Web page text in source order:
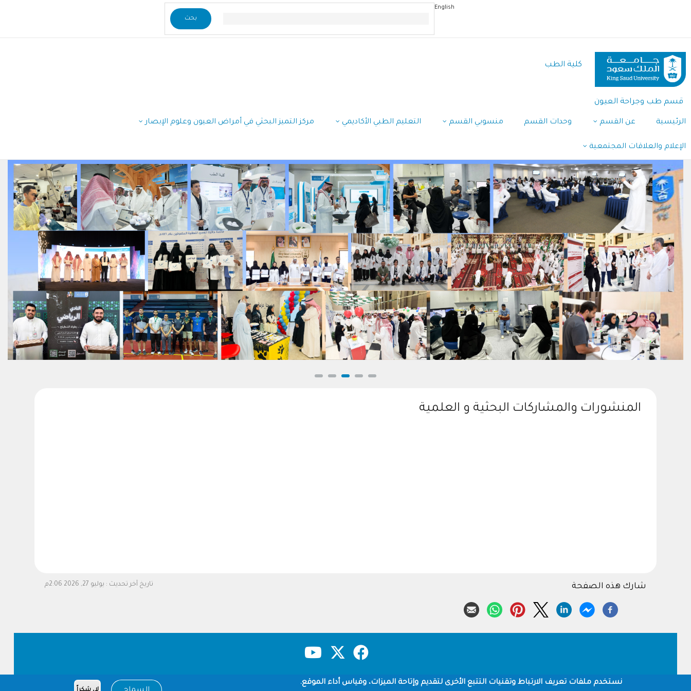
English
كلية الطب
قسم طب وجراحة العيون
الرئيسية عن القسم وحدات القسم منسوبي القسم التعليم الطبي الأكاديمي مركز التميز البحثي في أمراض العيون وعلوم الإبصار
الإعلام والعلاقات المجتمعية
المنشورات والمشاركات البحثية و العلمية
تاريخ آخر تحديث : يوليو 27, 2026 2:06م شارك هذه الصفحة
Footer حقوق النشر سياسة الخصوصية
شروط الاستخدامنستخدم ملفات تعريف الارتباط وتقنيات التتبع الأخرى لتقديم وإتاحة الميزات، وقياس أداء الموقع.